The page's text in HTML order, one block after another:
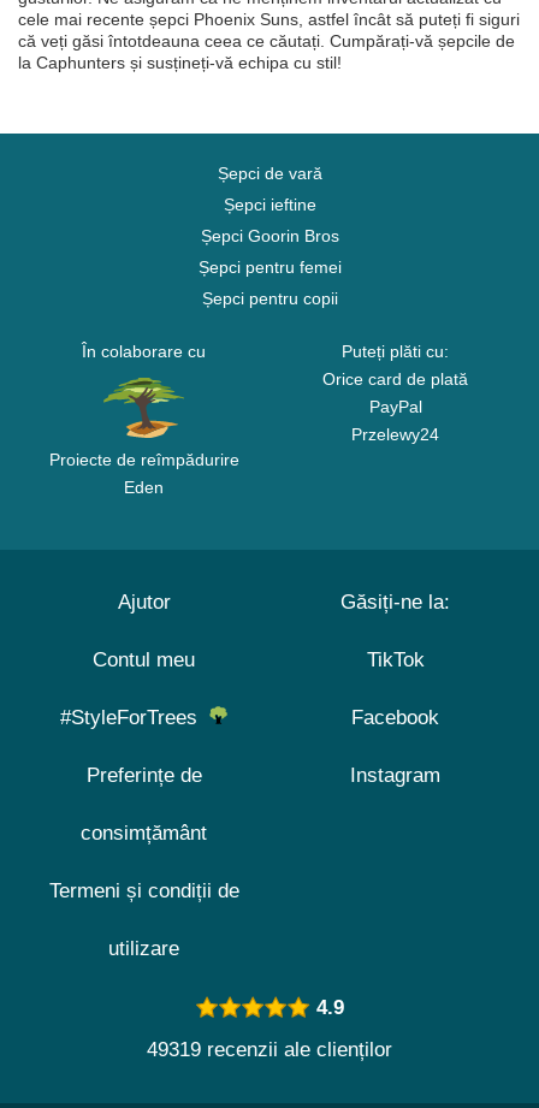
cele mai recente șepci Phoenix Suns, astfel încât să puteți fi siguri
că veți găsi întotdeauna ceea ce căutați. Cumpărați-vă șepcile de
la Caphunters și susțineți-vă echipa cu stil!
Șepci de vară
Șepci ieftine
Șepci Goorin Bros
Șepci pentru femei
Șepci pentru copii
În colaborare cu
Proiecte de reîmpădurire
Eden
Puteți plăti cu:
Orice card de plată
PayPal
Przelewy24
Ajutor
Contul meu
#StyleForTrees
Preferințe de
consimțământ
Termeni și condiții de
utilizare
Găsiți-ne la:
TikTok
Facebook
Instagram
4.9
49319 recenzii ale clienților